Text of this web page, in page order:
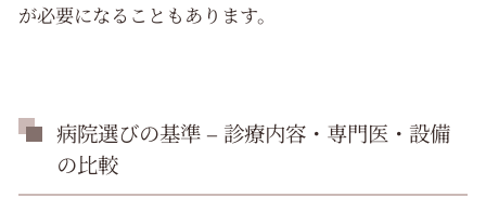
が必要になることもあります。
病院選びの基準 – 診療内容・専門医・設備
の比較